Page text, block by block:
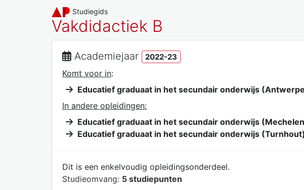
Studiegids
Vakdidactiek B
Academiejaar 2022-23
Komt voor in:
Educatief graduaat in het secundair onderwijs
In andere opleidingen:
Educatief graduaat in het secundair onderwijs
Educatief graduaat in het secundair onderwijs (Turnhout)
Dit is een enkelvoudig opleidingsonderdeel.
Studieomvang: 5 studiepunten